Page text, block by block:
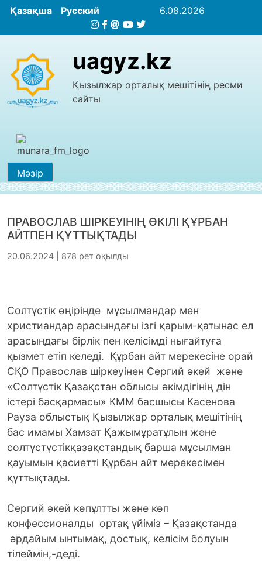
Қазақша Русский 6.08.2026
uagyz.kz
Қызылжар орталық мешітінің ресми
сайты
Мәзір
ПРАВОСЛАВ ШІРКЕУІНІҢ ӨКІЛІ ҚҰРБАН
АЙТПЕН ҚҰТТЫҚТАДЫ
20.06.2024 | 878 рет оқылды
Солтүстік өңірінде мұсылмандар мен
христиандар арасындағы ізгі қарым-қатынас ел
арасындағы бірлік пен келісімді нығайтуға
қызмет етіп келеді. Құрбан айт мерекесіне орай
СҚО Православ шіркеуінен Сергий әкей және
«Солтүстік Қазақстан облысы әкімдігінің дін
істері басқармасы» КММ басшысы Касенова
Рауза облыстық Қызылжар орталық мешітінің
бас имамы Хамзат Қажымұратұлын және
солтүстүстікқазақстандық барша мұсылман
қауымын қасиетті Құрбан айт мерекесімен
құттықтады.
Сергий әкей көпұлтты және көп
конфессионалды ортақ үйіміз – Қазақстанда
әрдайым ынтымақ, достық, келісім болуын
тілеймін,-деді.